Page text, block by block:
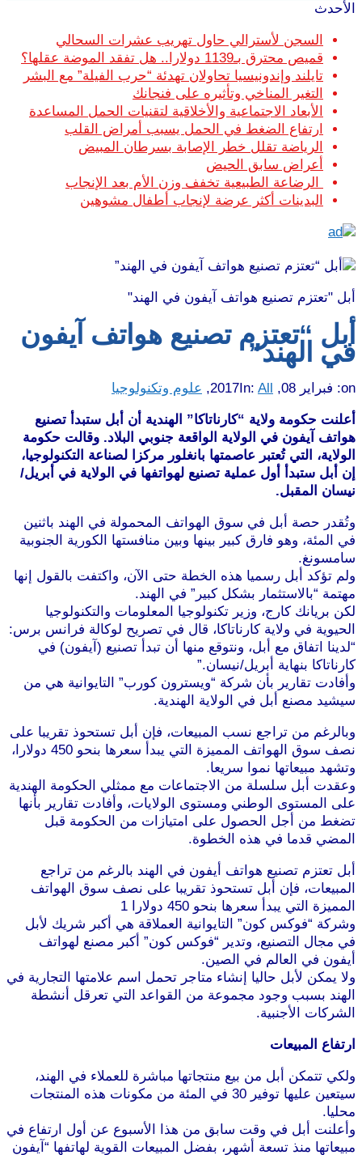
الأحدث
السجن لأسترالي حاول تهريب عشرات السحالي
قميص محترق بـ1139 دولارا.. هل تفقد الموضة عقلها؟
تايلند وإندونيسيا تحاولان تهدئة “حرب الفيلة” مع البشر
التغير المناخي وتأثيره على فنجانك
الأبعاد الاجتماعية والأخلاقية لتقنيات الحمل المساعدة
ارتفاع الضغط في الحمل يسبب أمراض القلب
الرياضة تقلل خطر الإصابة بسرطان المبيض
أعراض سابق الحيض
الرضاعة الطبيعية تخفف وزن الأم بعد الإنجاب
البدينات أكثر عرضة لإنجاب أطفال مشوهين
أبل "تعتزم تصنيع هواتف آيفون في الهند"
أبل “تعتزم تصنيع هواتف آيفون
في الهند”
on: فبراير 08, 2017 In: All
, علوم وتكنولوجيا
أعلنت حكومة ولاية “كارناتاكا” الهندية أن أبل ستبدأ تصنيع
هواتف آيفون في الولاية الواقعة جنوبي البلاد. وقالت حكومة
الولاية، التي تُعتبر عاصمتها بانغلور مركزا لصناعة التكنولوجيا،
إن أبل ستبدأ أول عملية تصنيع لهواتفها في الولاية في أبريل/
نيسان المقبل.
وتُقدر حصة أبل في سوق الهواتف المحمولة في الهند باثنين
في المئة، وهو فارق كبير بينها وبين منافستها الكورية الجنوبية
سامسونغ.
ولم تؤكد أبل رسميا هذه الخطة حتى الآن، واكتفت بالقول إنها
مهتمة “بالاستثمار بشكل كبير” في الهند.
لكن بريانك كارج، وزير تكنولوجيا المعلومات والتكنولوجيا
الحيوية في ولاية كارناتاكا، قال في تصريح لوكالة فرانس برس:
“لدينا اتفاق مع أبل، ونتوقع منها أن تبدأ تصنيع (آيفون) في
كارناتاكا بنهاية أبريل/نيسان.”
وأفادت تقارير بأن شركة “ويسترون كورب” التايوانية هي من
سيشيد مصنع أبل في الولاية الهندية.
وبالرغم من تراجع نسب المبيعات، فإن أبل تستحوذ تقريبا على
نصف سوق الهواتف المميزة التي يبدأ سعرها بنحو 450 دولارا،
وتشهد مبيعاتها نموا سريعا.
وعقدت أبل سلسلة من الاجتماعات مع ممثلي الحكومة الهندية
على المستوى الوطني ومستوى الولايات، وأفادت تقارير بأنها
تضغط من أجل الحصول على امتيازات من الحكومة قبل
المضي قدما في هذه الخطوة.
أبل تعتزم تصنيع هواتف أيفون في الهند بالرغم من تراجع
المبيعات، فإن أبل تستحوذ تقريبا على نصف سوق الهواتف
المميزة التي يبدأ سعرها بنحو 450 دولارا 1
وشركة “فوكس كون” التايوانية العملاقة هي أكبر شريك لأبل
في مجال التصنيع، وتدير “فوكس كون” أكبر مصنع لهواتف
أيفون في العالم في الصين.
ولا يمكن لأبل حاليا إنشاء متاجر تحمل اسم علامتها التجارية في
الهند بسبب وجود مجموعة من القواعد التي تعرقل أنشطة
الشركات الأجنبية.
ارتفاع المبيعات
ولكي تتمكن أبل من بيع منتجاتها مباشرة للعملاء في الهند،
سيتعين عليها توفير 30 في المئة من مكونات هذه المنتجات
محليا.
وأعلنت أبل في وقت سابق من هذا الأسبوع عن أول ارتفاع في
مبيعاتها منذ تسعة أشهر، بفضل المبيعات القوية لهاتفها “آيفون